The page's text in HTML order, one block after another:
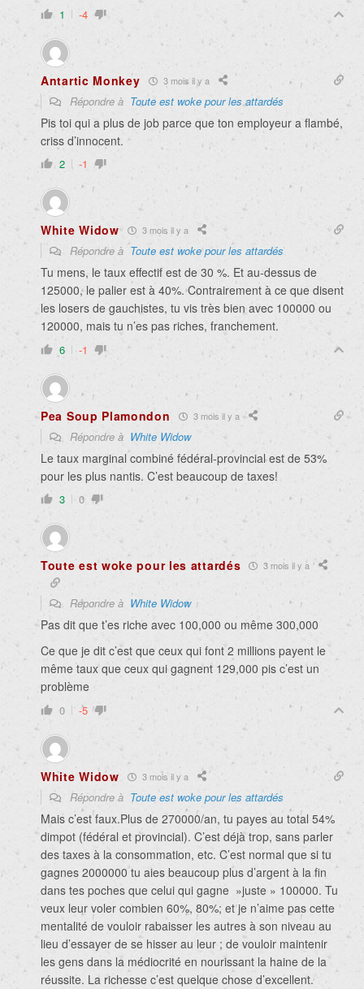
1 -4
Antartic Monkey 3 mois il y a
Répondre à Toute est woke pour les attardés
Pis toi qui a plus de job parce que ton employeur a flambé,
criss d’innocent.
2 -1
White Widow 3 mois il y a
Répondre à Toute est woke pour les attardés
Tu mens, le taux effectif est de 30 %. Et au-dessus de
125000, le palier est à 40%. Contrairement à ce que disent
les losers de gauchistes, tu vis très bien avec 100000 ou
120000, mais tu n’es pas riches, franchement.
6 -1
Pea Soup Plamondon 3 mois il y a
Répondre à White Widow
Le taux marginal combiné fédéral-provincial est de 53%
pour les plus nantis. C’est beaucoup de taxes!
3 0
Toute est woke pour les attardés 3 mois il y a
Répondre à White Widow
Pas dit que t’es riche avec 100,000 ou même 300,000
Ce que je dit c’est que ceux qui font 2 millions payent le
même taux que ceux qui gagnent 129,000 pis c’est un
problème
0 -5
White Widow 3 mois il y a
Répondre à Toute est woke pour les attardés
Mais c’est faux.Plus de 270000/an, tu payes au total 54%
dimpot (fédéral et provincial). C’est déjà trop, sans parler
des taxes à la consommation, etc. C’est normal que si tu
gagnes 2000000 tu aies beaucoup plus d’argent à la fin
dans tes poches que celui qui gagne »juste » 100000. Tu
veux leur voler combien 60%, 80%; et je n’aime pas cette
mentalité de vouloir rabaisser les autres à son niveau au
lieu d’essayer de se hisser au leur ; de vouloir maintenir
les gens dans la médiocrité en nourissant la haine de la
réussite. La richesse c’est quelque chose d’excellent.